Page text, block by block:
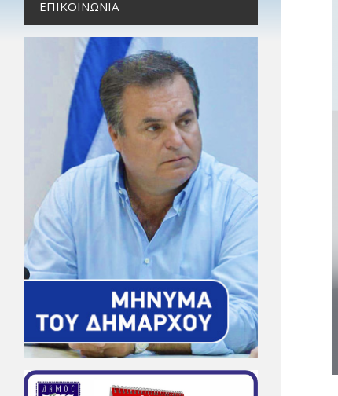
ΕΠΙΚΟΙΝΩΝΊΑ